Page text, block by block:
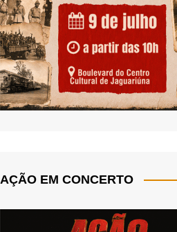
AÇÃO EM CONCERTO